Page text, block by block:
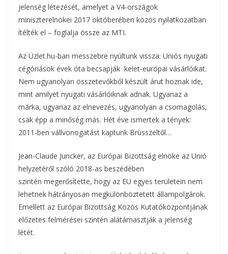
jelenség létezését, amelyet a V4-országok
miniszterelnökei 2017 októberében közös nyilatkozatban
ítélték el – foglalja össze az MTI.
Az Üzlet.hu-ban messzebre nyúltunk vissza: Uniós nyugati
cégóriások évek óta becsapják kelet-európai vásárlóikat.
Nem ugyanolyan összetevőkből készült árut hoznak ide,
mint amilyet nyugati vásárlóiknak adnak. Ugyanaz a
márka, ugyanaz az elnevezés, ugyanolyan a csomagolás,
csak épp a minőség más. Hét éve ismertek a tények:
2011-ben vállvonogatást kaptunk Brüsszeltől…
Jean-Claude Juncker, az Európai Bizottság elnöke az Unió
helyzetéről szóló 2018-as beszédében
szintén megerősítette, hogy az EU egyes területein nem
lehetnek hátrányosan megkülönböztetett állampolgárok.
Emellett az Európai Bizottság Közös Kutatóközpontjának
előzetes felmérései szintén alátámasztják a jelenség
létét.